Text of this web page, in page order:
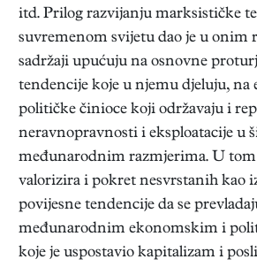
itd. Prilog razvijanju marksističke
suvremenom svijetu dao je u onim
sadržaji upućuju na osnovne
tendencije koje u njemu djeluju, na
političke činioce koji održavaju i
neravnopravnosti i eksploatacije u
međunarodnim razmjerima. U tom
valorizira i pokret nesvrstanih kao
povijesne tendencije da se
međunarodnim ekonomskim i
koje je uspostavio kapitalizam i